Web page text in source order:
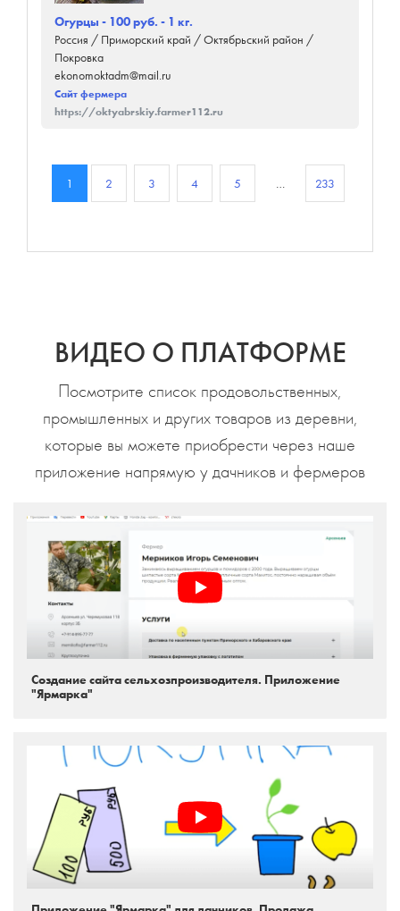
Огурцы - 100 руб. - 1 кг.
Россия / Приморский край / Октябрьский район /
Покровка
ekonomoktadm@mail.ru
Сайт фермера
https://oktyabrskiy.farmer112.ru
1 2 3 4 5 … 233
ВИДЕО О ПЛАТФОРМЕ
Посмотрите список продовольственных,
промышленных и других товаров из деревни,
которые вы можете приобрести через наше
приложение напрямую у дачников и фермеров
Создание сайта сельхозпроизводителя. Приложение
"Ярмарка"